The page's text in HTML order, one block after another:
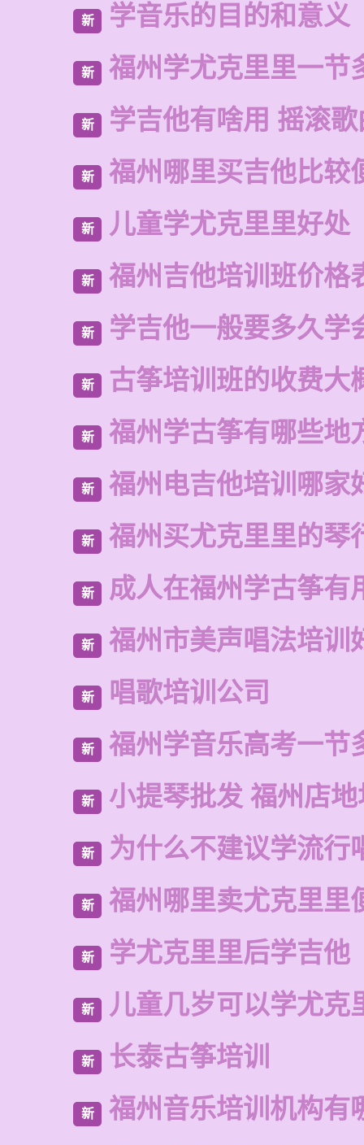
新 学音乐的目的和意义
新 福州学尤克里里一节
新 学吉他有啥用 摇滚歌
新 福州哪里买吉他比较
新 儿童学尤克里里好处
新 福州吉他培训班价格
新 学吉他一般要多久学
新 古筝培训班的收费大
新 福州学古筝有哪些地
新 福州电吉他培训哪家
新 福州买尤克里里的琴
新 成人在福州学古筝有
新 福州市美声唱法培训
新 唱歌培训公司
新 福州学音乐高考一节
新 小提琴批发 福州店
新 为什么不建议学流行
新 福州哪里卖尤克里里
新 学尤克里里后学吉他
新 儿童几岁可以学尤克
新 长泰古筝培训
新 福州音乐培训机构有